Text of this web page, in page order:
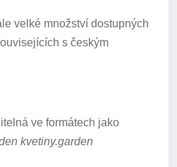
velké množství dostupných
s českým
ve formátech jako
kvetiny.garden